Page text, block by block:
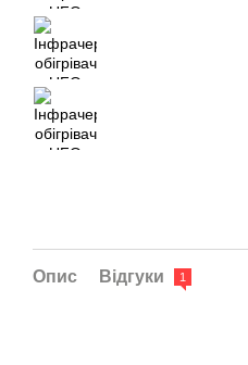
Опис Відгуки 1